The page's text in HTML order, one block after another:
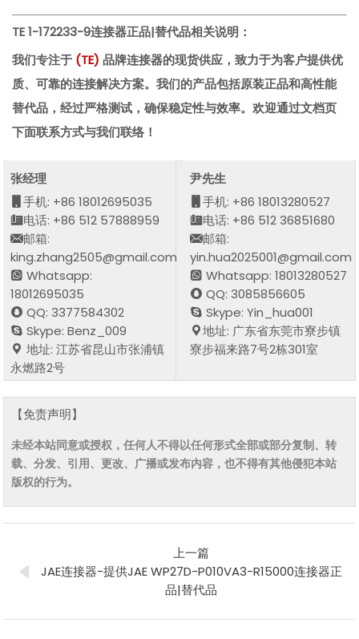
TE 1-172233-9连接器正品|替代品相关说明：
我们专注于 (TE)品牌连接器的现货供应，致力于为客户提供优
质、可靠的连接解决方案。我们的产品包括原装正品和高性能
替代品，经过严格测试，确保稳定性与效率。欢迎通过文档页
下面联系方式与我们联络！
张经理
手机: +86 18012695035
电话: +86 512 57888959
邮箱:
king.zhang2505@gmail.com
Whatsapp:
18012695035
QQ: 3377584302
Skype: Benz_009
地址: 江苏省昆山市张浦镇
永燃路2号
尹先生
手机: +86 18013280527
电话: +86 512 36851680
邮箱:
yin.hua2025001@gmail.com
Whatsapp: 18013280527
QQ: 3085856605
Skype: Yin_hua001
地址: 广东省东莞市寮步镇
寮步福来路7号2栋301室
【免责声明】
未经本站同意或授权，任何人不得以任何形式全部或部分复制、转
载、分发、引用、更改、广播或发布内容，也不得有其他侵犯本站
版权的行为。
上一篇
JAE连接器-提供JAE WP27D-P010VA3-R15000连接器正
品|替代品